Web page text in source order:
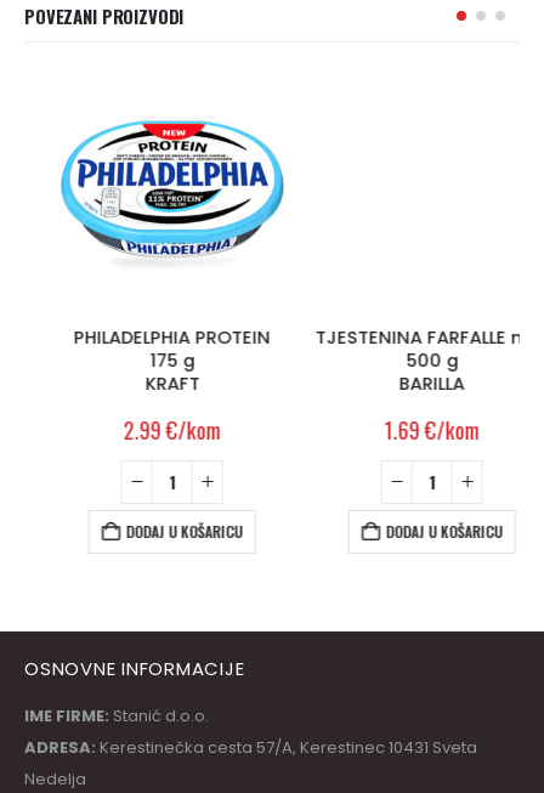
POVEZANI PROIZVODI
PHILADELPHIA PROTEIN
175 g
KRAFT
2.99€/kom
DODAJ U KOŠARICU
TJESTENINA FARFALLE n.65
500 g
BARILLA
1.69€/kom
DODAJ U KOŠARICU
OSNOVNE INFORMACIJE
IME FIRME: Stanić d.o.o.
ADRESA: Kerestinečka cesta 57/A, Kerestinec 10431 Sveta
Nedelja